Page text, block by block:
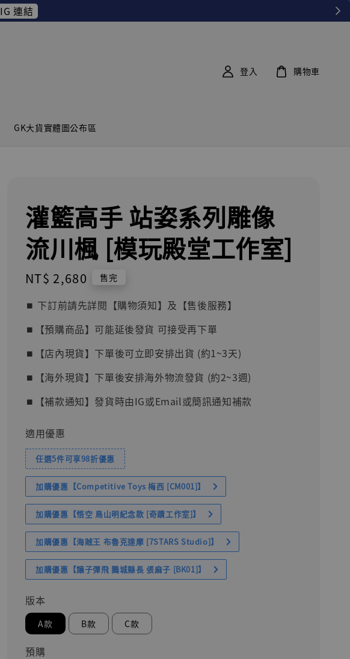
IG 連結
GK大貨實體圖公布區
登入 購物車
灌籃高手 站姿系列雕像
流川楓 [模玩殿堂工作室]
Regular
price
NT$ 2,680 售完
⏹︎ 下訂前請先詳閱【購物須知】及【售後服務】
⏹︎【預購商品】可能延後發貨 可接受再下單
⏹︎【店內現貨】下單後可立即安排出貨 (約1~3天)
⏹︎【海外現貨】下單後安排海外物流發貨 (約2~3週)
⏹︎【補款通知】發貨時由IG或Email或簡訊通知補款
適用優惠
任選5件可享98折優惠
加購優惠【Competitive Toys 梅西 [CM001]】
加購優惠【悟空 鳥山明紀念款 [奇蹟工作室]】
加購優惠【海賊王 布魯克達摩 [7STARS Studio]】
加購優惠【讓子彈飛 鵝城縣長 張麻子 [BK01]】
版本
A款 B款 C款
預購